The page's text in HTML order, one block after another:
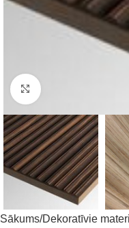
Klikšķiniet lai
Sākums Dekoratīvie